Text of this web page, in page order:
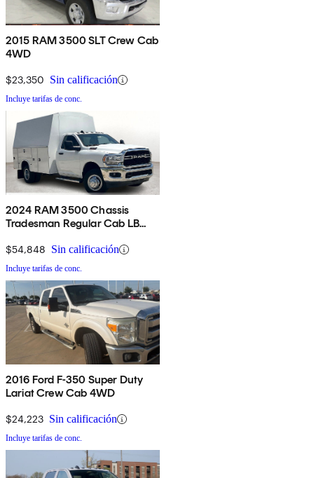
2015 RAM 3500 SLT Crew Cab
4WD
$23,350 Sin calificación
Incluye tarifas de conc.
2024 RAM 3500 Chassis
Tradesman Regular Cab LB
$54,848 Sin calificación
Incluye tarifas de conc.
2016 Ford F-350 Super Duty
Lariat Crew Cab 4WD
$24,223 Sin calificación
Incluye tarifas de conc.